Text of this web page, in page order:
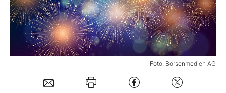
Experten
Mein B:O
Foto: Börsenmedien AG